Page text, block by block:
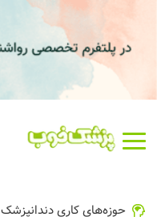
حوزه‌های کاری دندانپزشک